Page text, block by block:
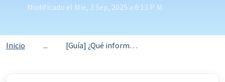
Modificado el Mie, 3 Sep, 2025 a 6:13 P. M.
Inicio ... [Guía] ¿Qué información básica se necesita para desplegar...